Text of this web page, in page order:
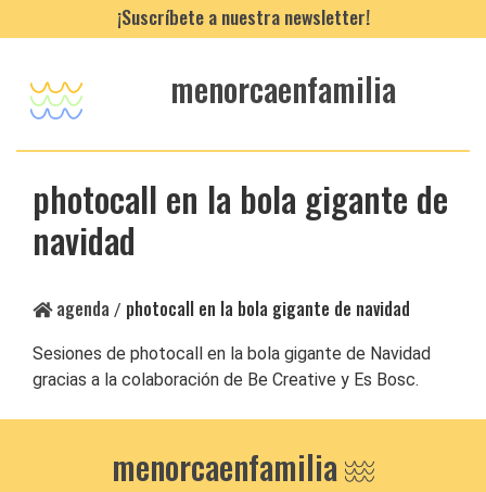
¡Suscríbete a nuestra newsletter!
menorcaenfamilia
photocall en la bola gigante de
navidad
agenda / photocall en la bola gigante de navidad
Sesiones de photocall en la bola gigante de Navidad
gracias a la colaboración de Be Creative y Es Bosc.
menorcaenfamilia